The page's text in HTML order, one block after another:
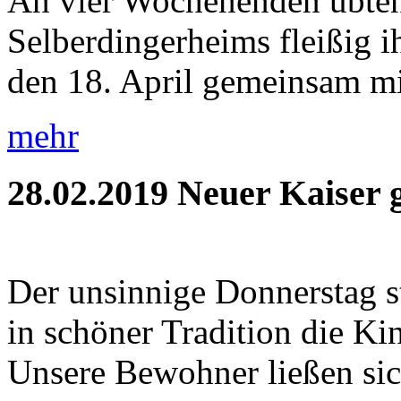
Selberdingerheims fleißig
den 18. April gemeinsam
mehr
28.02.2019 Neuer Kaiser
Der unsinnige Donnerstag
in schöner Tradition die
Unsere Bewohner ließen